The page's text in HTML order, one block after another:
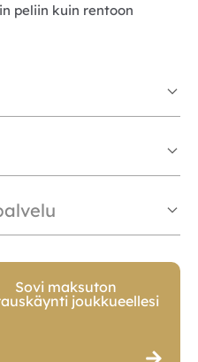
peliin kuin rentoon
Sovi maksuton
joukkueellesi